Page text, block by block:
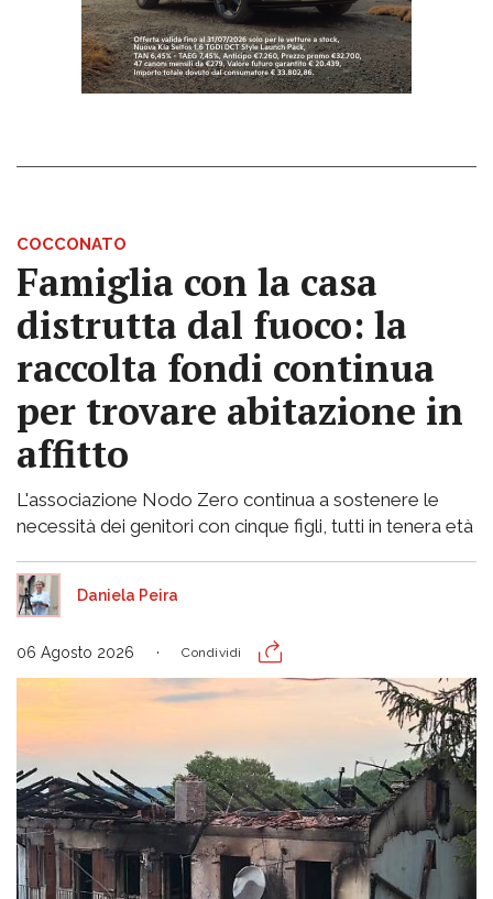
COCCONATO
Famiglia con la casa
distrutta dal fuoco: la
raccolta fondi continua
per trovare abitazione in
affitto
L'associazione Nodo Zero continua a sostenere le
necessità dei genitori con cinque figli, tutti in tenera età
Daniela Peira
06 Agosto 2026 Condividi